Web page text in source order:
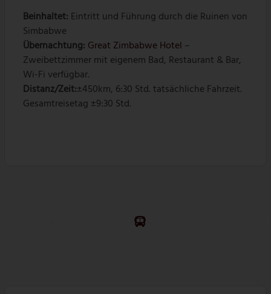
Beinhaltet: Eintritt und Führung durch die Ruinen von
Simbabwe
Übernachtung: Great Zimbabwe Hotel –
Zweibettzimmer mit eigenem Bad, Restaurant & Bar,
Wi-Fi verfügbar.
Distanz/Zeit:±450km, 6:30 Std. tatsächliche Fahrzeit.
Gesamtreisetag ±9:30 Std.